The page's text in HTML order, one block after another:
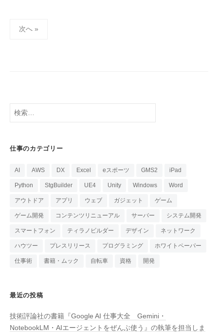
送
り
次へ »
検
索:
仕事のカテゴリー
AI AWS DX Excel eスポーツ GMS2 iPad
Python StgBuilder UE4 Unity Windows Word
アウトドア アプリ ウェブ ガジェット ゲーム
ゲーム開発 コンテンツリニューアル サーバー システム開発
スマートフォン ティラノビルダー デザイン ネットワーク
ハウツー プレスリリース プログラミング ホワイトペーパー
仕事術 書籍・ムック 自転車 資格 開発
最近の投稿
技術評論社の書籍『Google AI 仕事大全 Gemini・
NotebookLM・AIエージェントをぜんぶ使う』の執筆を担当しま